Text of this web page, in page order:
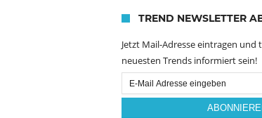
TREND NEWSLETTER
Jetzt Mail-Adresse eintragen und
neuesten Trends informiert sein!
Email
Subscription